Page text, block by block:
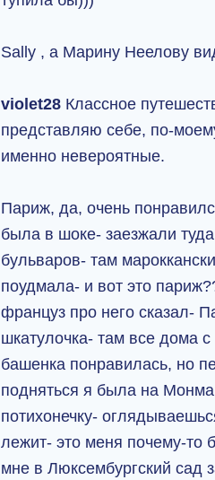
Sally , а Марину Неелову
violet28 Классное
представляю себе, по-
именно невероятные.
Париж, да, очень
была в шоке- заезжали
бульваров- там
поудмала- и вот это
француз про него сказал-
шкатулочка- там все дома
башенка понравилась, но
подняться я была на
потихонечку-
лежит- это меня почему-то
мне в Люксембургский сад